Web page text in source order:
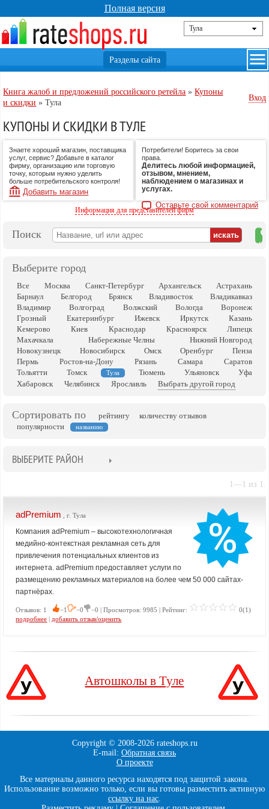
Полная версия
Книга жалоб и предложений российского ретейла »Купоны
и скидки »Тула
Вход
КУПОНЫ И СКИДКИ В ТУЛЕ
Знаете хороший магазин, поставщика
услуг, сервис? Добавьте в каталог
фирму, организацию или торговую
точку, которым нужно уделить
больше потребительского контроля!
Добавить магазин
Потребители! Боритесь за свои
права.
Делитесь любой информацией,
отзывом, мнением,
наблюдением о магазинах и
услугах.
Оставьте свой комментарий
Информация для представителей фирм
Поиск
на
Выберите город
Все Москва Санкт-Петербург Архангельск
Астрахань
Барнаул
Белгород Брянск Владивосток
Владикавказ
Владимир
Волгоград Волжский Вологда
Воронеж
Грозный
Екатеринбург Ижевск Иркутск
Казань
Кемерово
Киев Краснодар Красноярск
Липецк
Махачкала
Набережные Челны
Нижний Новгород
Новокузнецк
Новосибирск Омск Оренбург
Пенза
Пермь
Ростов-на-Дону Рязань Самара
Саратов
Тольятти
Томск Тула Тюмень Ульяновск
Уфа
Хабаровск
Челябинск Ярославль Выбрать другой город
Сортировать по рейтингу
количеству отзывов
популярности
названию
ВЫБЕРИТЕ РАЙОН
1—1 из 1.
adPremium , г. Тула
Компания adPremium – высокотехнологичная
медийно-контекстная рекламная сеть для
привлечения потенциальных клиентов из
интернета. adPremium предоставляет услуги по
размещению рекламных материалов на более чем 50 000 сайтах-
партнёрах.
Отзывов: 1 −1 −0 −0 | Просмотров: 9985 | Рейтинг:
0(1)
подробнее | добавить отзыв/оценить
Автошколы в Туле
Copyright © 2008-2026 rateshops.ru
E-mail: Обратная связь
О проекте
Все материалы данного ресурса находятся под защитой закона.
Использование возможно только, если вы готовы разместить активную
ссылку на нас.